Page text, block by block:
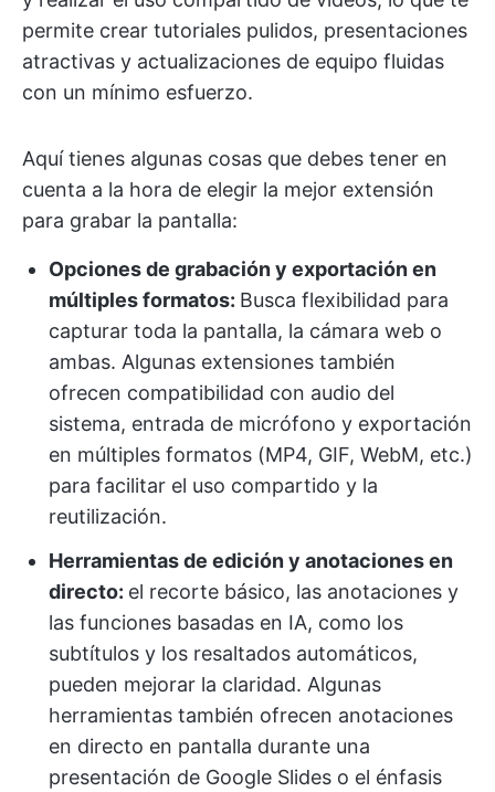
permite crear tutoriales pulidos, presentaciones
atractivas y actualizaciones de equipo fluidas
con un mínimo esfuerzo.
Aquí tienes algunas cosas que debes tener en
cuenta a la hora de elegir la mejor extensión
para grabar la pantalla:
Opciones de grabación y exportación en
múltiples formatos: Busca flexibilidad para
capturar toda la pantalla, la cámara web o
ambas. Algunas extensiones también
ofrecen compatibilidad con audio del
sistema, entrada de micrófono y exportación
en múltiples formatos (MP4, GIF, WebM, etc.)
para facilitar el uso compartido y la
reutilización.
Herramientas de edición y anotaciones en
directo: el recorte básico, las anotaciones y
las funciones basadas en IA, como los
subtítulos y los resaltados automáticos,
pueden mejorar la claridad. Algunas
herramientas también ofrecen anotaciones
en directo en pantalla durante una
presentación de Google Slides o el énfasis